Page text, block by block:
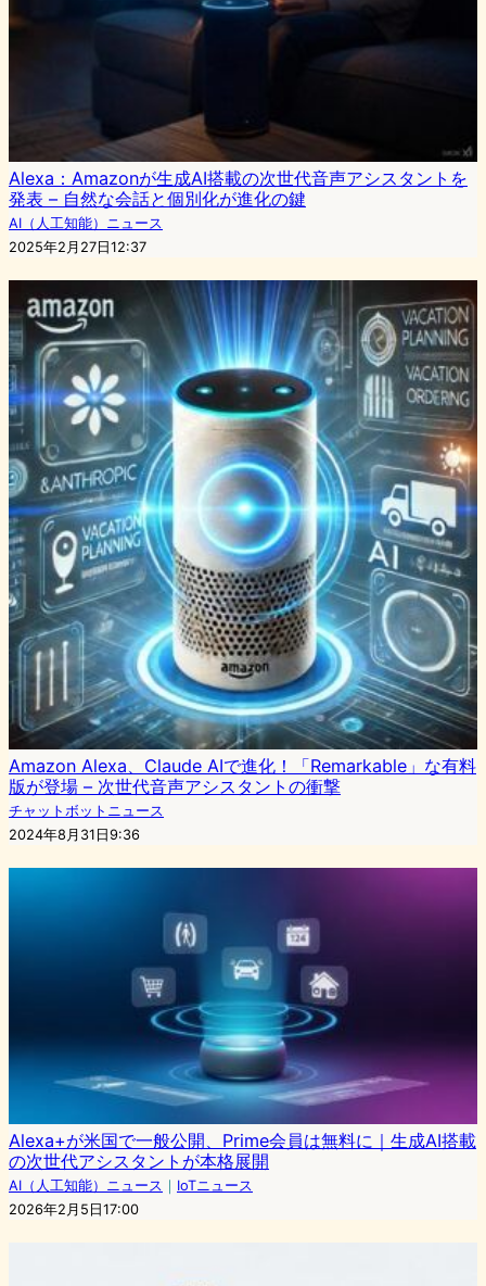
Alexa：Amazonが生成AI搭載の次世代音声アシスタントを
発表 – 自然な会話と個別化が進化の鍵
AI（人工知能）ニュース
2025年2月27日12:37
Amazon Alexa、Claude AIで進化！「Remarkable」な有料
版が登場 – 次世代音声アシスタントの衝撃
チャットボットニュース
2024年8月31日9:36
Alexa+が米国で一般公開、Prime会員は無料に｜生成AI搭載
の次世代アシスタントが本格展開
AI（人工知能）ニュース ｜ IoTニュース
2026年2月5日17:00